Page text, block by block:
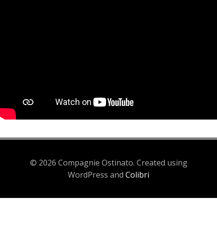
© 2026 Compagnie Ostinato. Created using
WordPress and Colibri